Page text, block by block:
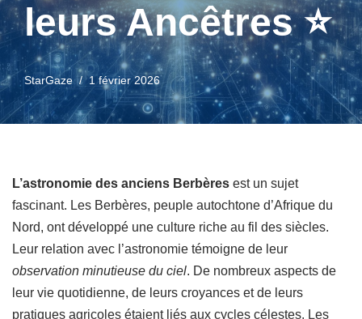
leurs Ancêtres ⭐
StarGaze 1 février 2026
L’astronomie des anciens Berbères est un sujet
fascinant. Les Berbères, peuple autochtone d’Afrique du
Nord, ont développé une culture riche au fil des siècles.
Leur relation avec l’astronomie témoigne de leur
observation minutieuse du ciel. De nombreux aspects de
leur vie quotidienne, de leurs croyances et de leurs
pratiques agricoles étaient liés aux cycles célestes. Les